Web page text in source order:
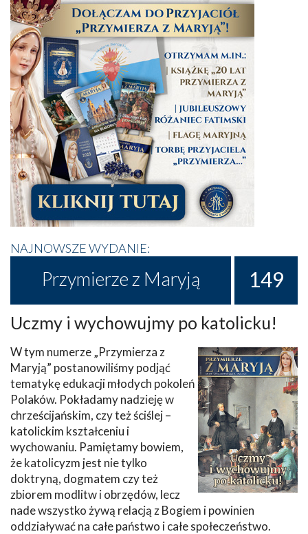
NAJNOWSZE WYDANIE:
Przymierze z Maryją 149
Uczmy i wychowujmy po katolicku!
W tym numerze „Przymierza z
Maryją” postanowiliśmy podjąć
tematykę edukacji młodych pokoleń
Polaków. Pokładamy nadzieję w
chrześcijańskim, czy też ściślej –
katolickim kształceniu i
wychowaniu. Pamiętamy bowiem,
że katolicyzm jest nie tylko
doktryną, dogmatem czy też
zbiorem modlitw i obrzędów, lecz
nade wszystko żywą relacją z Bogiem i powinien
oddziaływać na całe państwo i całe społeczeństwo.